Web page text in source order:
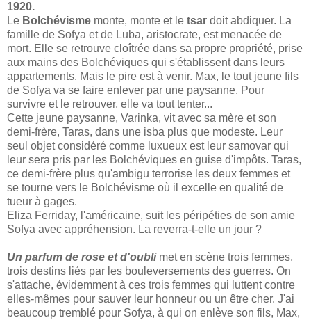
1920.
Le Bolchévisme monte, monte et le tsar doit abdiquer. La
famille de Sofya et de Luba, aristocrate, est menacée de
mort. Elle se retrouve cloîtrée dans sa propre propriété, prise
aux mains des Bolchéviques qui s'établissent dans leurs
appartements. Mais le pire est à venir. Max, le tout jeune fils
de Sofya va se faire enlever par une paysanne. Pour
survivre et le retrouver, elle va tout tenter...
Cette jeune paysanne, Varinka, vit avec sa mère et son
demi-frère, Taras, dans une isba plus que modeste. Leur
seul objet considéré comme luxueux est leur samovar qui
leur sera pris par les Bolchéviques en guise d'impôts. Taras,
ce demi-frère plus qu'ambigu terrorise les deux femmes et
se tourne vers le Bolchévisme où il excelle en qualité de
tueur à gages.
Eliza Ferriday, l'américaine, suit les péripéties de son amie
Sofya avec appréhension. La reverra-t-elle un jour ?
Un parfum de rose et d'oubli met en scène trois femmes,
trois destins liés par les bouleversements des guerres. On
s'attache, évidemment à ces trois femmes qui luttent contre
elles-mêmes pour sauver leur honneur ou un être cher. J'ai
beaucoup tremblé pour Sofya, à qui on enlève son fils, Max,